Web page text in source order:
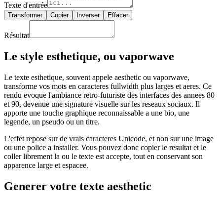
Texte d'entrée
Transformer Copier Inverser Effacer
Résultat
Le style esthetique, ou vaporwave
Le texte esthetique, souvent appele aesthetic ou vaporwave,
transforme vos mots en caracteres fullwidth plus larges et aeres. Ce
rendu evoque l'ambiance retro-futuriste des interfaces des annees 80
et 90, devenue une signature visuelle sur les reseaux sociaux. Il
apporte une touche graphique reconnaissable a une bio, une
legende, un pseudo ou un titre.
L'effet repose sur de vrais caracteres Unicode, et non sur une image
ou une police a installer. Vous pouvez donc copier le resultat et le
coller librement la ou le texte est accepte, tout en conservant son
apparence large et espacee.
Generer votre texte aesthetic